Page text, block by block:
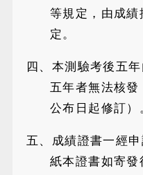
等規定，由成
定。
四、本測驗考後五
五年者無法核
公布日起修訂）
五、成績證書一經
紙本證書如寄發